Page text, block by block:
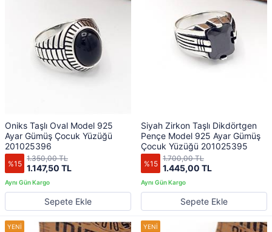
Oniks Taşlı Oval Model 925
Ayar Gümüş Çocuk Yüzüğü
201025396
%15 1.147,50 TL
1.350,00 TL
Sepete Ekle
Siyah Zirkon Taşlı Dikdörtgen
Pençe Model 925 Ayar Gümüş
Çocuk Yüzüğü 201025395
%15 1.445,00 TL
1.700,00 TL
Sepete Ekle